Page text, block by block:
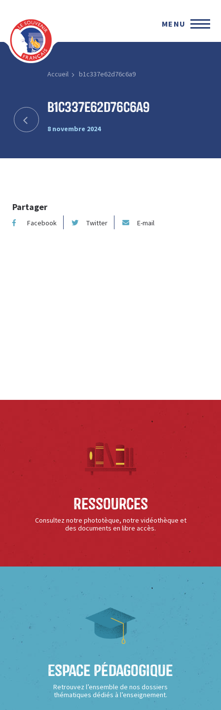
MENU
Accueil b1c337e62d76c6a9
b1c337e62d76c6a9
8 novembre 2024
Partager
Facebook Twitter E-mail
Ressources
Consultez notre phototèque, notre vidéothèque et
des documents en libre accès.
Espace Pédagogique
Retrouvez l’ensemble de nos dossiers
thématiques dédiés à l’enseignement.